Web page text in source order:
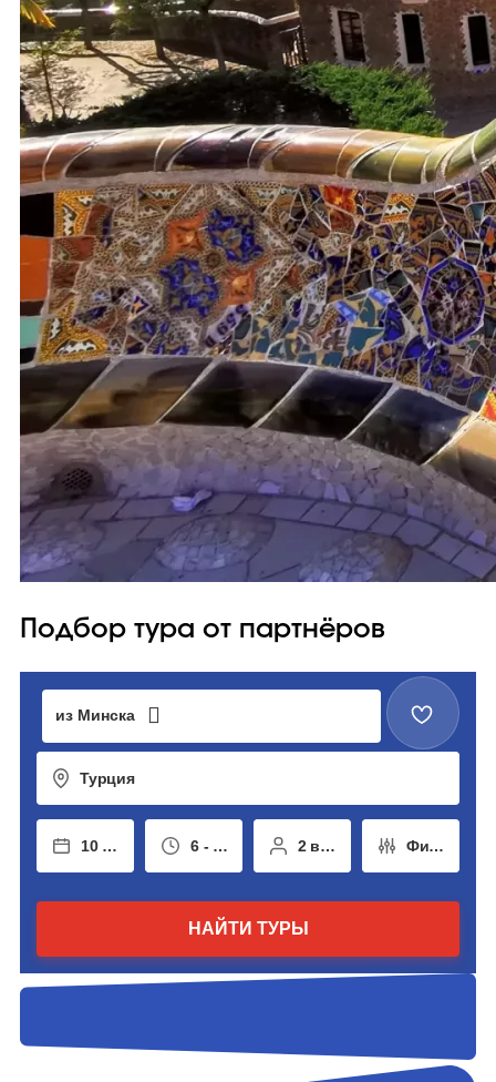
Подбор тура от партнёров
из Минска
Турция
10 авг - 19 авг 6 - 14 ночей 2 взрослых Фильтры
НАЙТИ ТУРЫ